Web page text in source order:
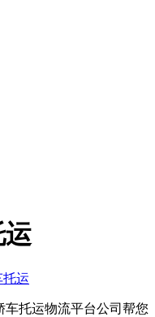
运
托运
托运物流平台公司帮您